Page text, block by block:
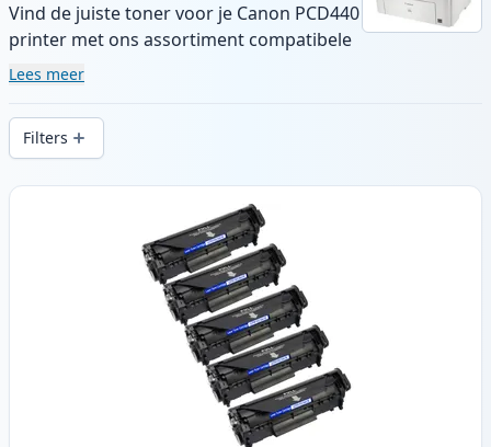
Vind de juiste toner voor je Canon PCD440
printer met ons assortiment compatibele
en high-yield cartridges. Geniet van
levering vanuit lokale voorraad in .
Lees meer
Filters
Producten